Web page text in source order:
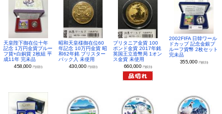
天皇陛下御在位十年
記念 1万円金貨プルー
フ貨+白銅貨 2枚組 平
成11年 完未品
458,000 円(税別)
昭和天皇様御在位60
年記念 10万円金貨 昭
和62年銘 ブリスター
パック入 未使用
430,000 円(税別)
ブリタニア金貨 100
ポンド金貨 2017年銘
英国王立造幣局 1オン
ス金貨 未使用
660,000 円(税別)
2002FIFA 日韓ワール
ドカップ 記念金銀プ
ルーフ貨幣 2枚セット
完未品
355,000 円(税別)